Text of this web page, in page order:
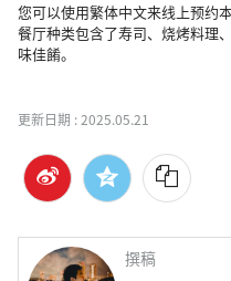
您可以使用繁体中文来线上预约
餐厅种类包含了寿司、烧烤料理
味佳餚。
更新日期 :2025.05.21
撰稿